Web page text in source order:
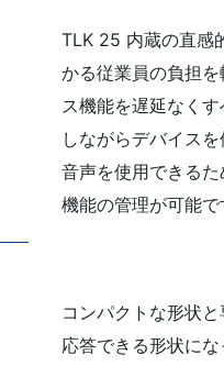
TLK 25 内蔵の直感
かる従業員の負担
ス機能を遅延なく
しながらデバイス
音声を使用できる
機能の管理が可能で
コンパクトな形状
応答できる形状に